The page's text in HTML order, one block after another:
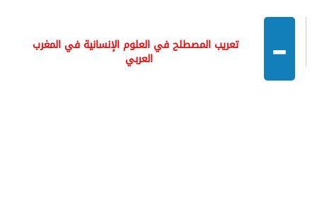
- تعريب المصطلح في العلوم الإنسانية في المغرب
العربي